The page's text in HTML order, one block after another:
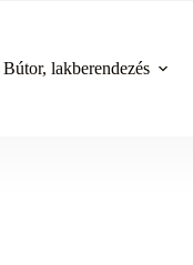
Bútor, lakberendezés